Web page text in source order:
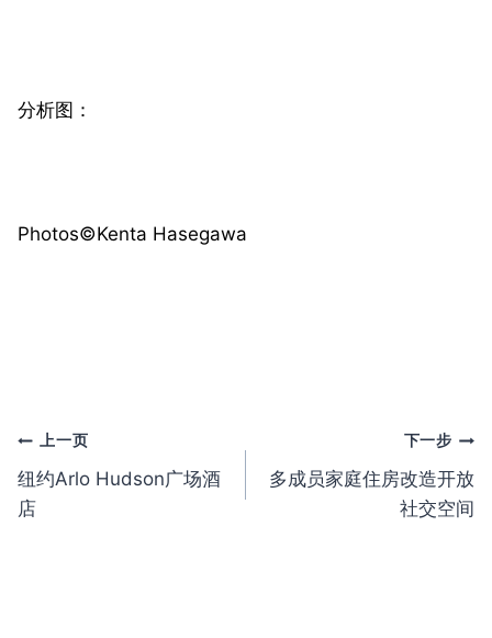
分析图：
Photos©️Kenta Hasegawa
文
章
上一页
纽约Arlo Hudson广场酒
店
下一步
多成员家庭住房改造开放
社交空间